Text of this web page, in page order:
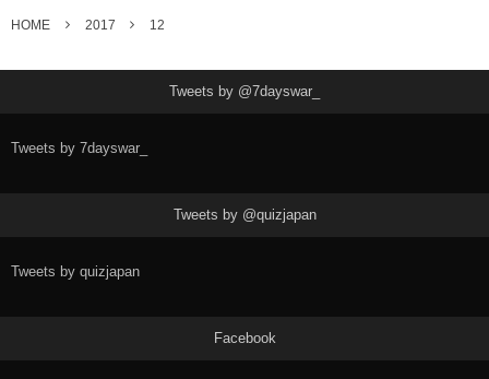
HOME 2017 12
Tweets by @7dayswar_
Tweets by 7dayswar_
Tweets by @quizjapan
Tweets by quizjapan
Facebook